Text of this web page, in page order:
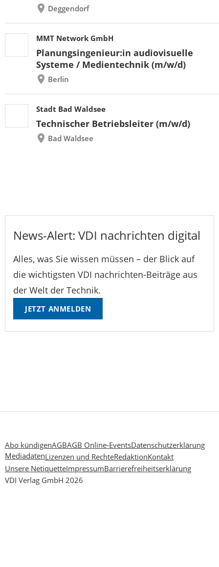
Deggendorf
MMT Network GmbH
Planungsingenieur:in audiovisuelle
Systeme / Medientechnik (m/w/d)
Berlin
Stadt Bad Waldsee
Technischer Betriebsleiter (m/w/d)
Bad Waldsee
News-Alert: VDI nachrichten digital
Alles, was Sie wissen müssen – der Blick auf
die wichtigsten VDI nachrichten-Beiträge aus
der Welt der Technik.
JETZT ANMELDEN
Abo kündigenAGBAGB Online-EventsDatenschutzerklärung
MediadatenLizenzen und RechteRedaktionKontakt
Unsere NetiquetteImpressumBarrierefreiheitserklärung
VDI Verlag GmbH 2026